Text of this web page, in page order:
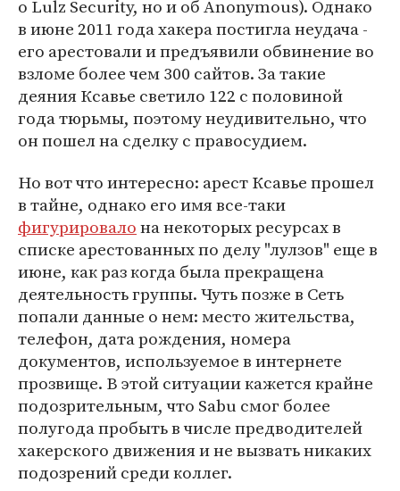
о Lulz Security, но и об Anonymous). Однако
в июне 2011 года хакера постигла неудача -
его арестовали и предъявили обвинение во
взломе более чем 300 сайтов. За такие
деяния Ксавье светило 122 с половиной
года тюрьмы, поэтому неудивительно, что
он пошел на сделку с правосудием.
Но вот что интересно: арест Ксавье прошел
в тайне, однако его имя все-таки
фигурировалона некоторых ресурсах в
списке арестованных по делу "лулзов" еще в
июне, как раз когда была прекращена
деятельность группы. Чуть позже в Сеть
попали данные о нем: место жительства,
телефон, дата рождения, номера
документов, используемое в интернете
прозвище. В этой ситуации кажется крайне
подозрительным, что Sabu смог более
полугода пробыть в числе предводителей
хакерского движения и не вызвать никаких
подозрений среди коллег.